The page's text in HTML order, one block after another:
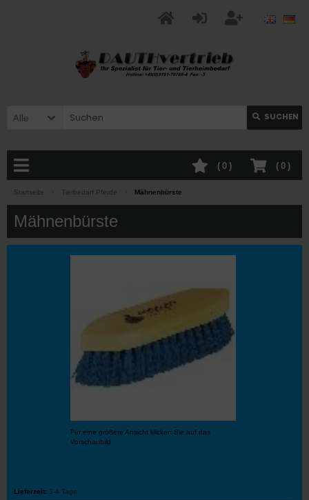
Alle SUCHEN
( 0 )
( 0 )
Startseite Tierbedarf Pferde Mähnenbürste
Mähnenbürste
Für eine größere Ansicht klicken Sie auf das
Vorschaubild
Lieferzeit: 3-4 Tage